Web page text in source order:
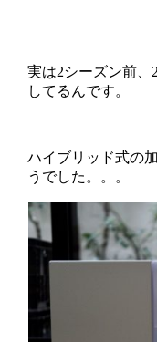
実は2シーズン前、
してるんです。
ハイブリッド式の
うでした。。。